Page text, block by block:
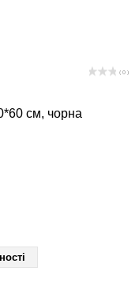
( 0 )
см, чорна